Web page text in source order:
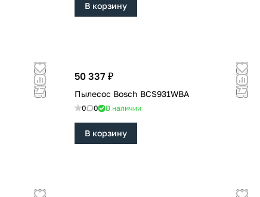
В корзину
50 337 ₽
Пылесос Bosch BCS931WBA
0 0 В наличии
В корзину